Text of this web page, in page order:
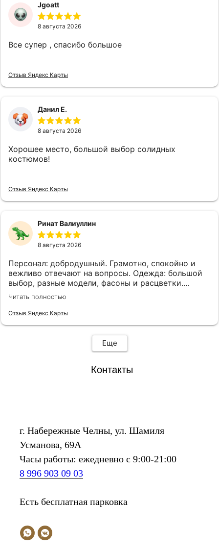
цены приятно удивили — полностью
соответствуют качеству. В бутике очень уютная и
располагающая атмосфера, приветливый
грамотный совет. Обязательно вернусь сюда снова
посещал!
Jgoatt
8 августа 2026
Все супер , спасибо большое
Отзыв Яндекс Карты
Данил Е.
8 августа 2026
Хорошее место, большой выбор солидных
костюмов!
Отзыв Яндекс Карты
Ринат Валиуллин
8 августа 2026
Персонал: добродушный. Грамотно, спокойно и
вежливо отвечают на вопросы. Одежда: большой
выбор, разные модели, фасоны и расцветки.
Товары качественные. Помещение большое, есть
несколько удобных примерочных, для
сопровождающих есть кресла.
Читать полностью
Отзыв Яндекс Карты
Еще
Контакты
г. Набережные Челны, ул. Шамиля
Усманова, 69А
Часы работы: ежедневно с 9:00-21:00
8 996 903 09 03
Есть бесплатная парковка